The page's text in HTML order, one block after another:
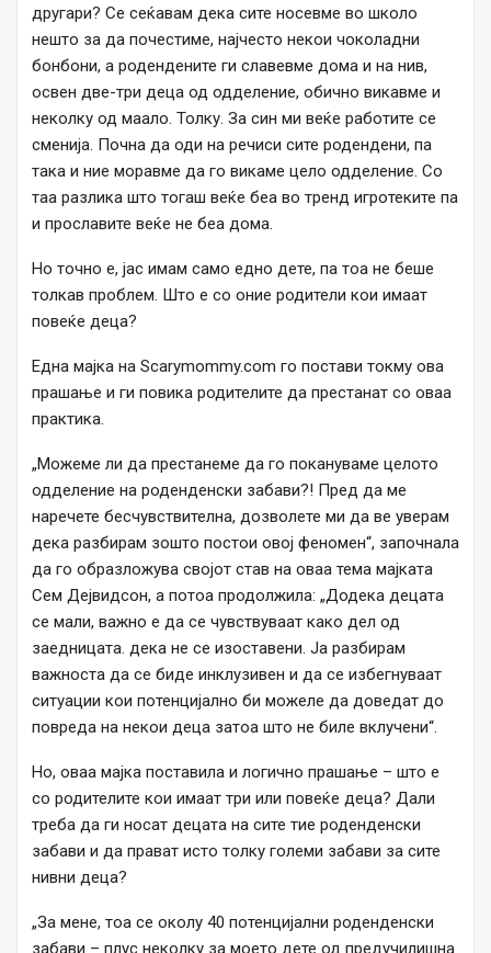
другари? Се сеќавам дека сите носевме во школо
нешто за да почестиме, најчесто некои чоколадни
бонбони, а родендените ги славевме дома и на нив,
освен две-три деца од одделение, обично викавме и
неколку од маало. Толку. За син ми веќе работите се
сменија. Почна да оди на речиси сите родендени, па
така и ние моравме да го викаме цело одделение. Со
таа разлика што тогаш веќе беа во тренд игротеките па
и прославите веќе не беа дома.
Но точно е, јас имам само едно дете, па тоа не беше
толкав проблем. Што е со оние родители кои имаат
повеќе деца?
Една мајка на Scarymommy.com го постави токму ова
прашање и ги повика родителите да престанат со оваа
практика.
„Можеме ли да престанеме да го покануваме целото
одделение на роденденски забави?! Пред да ме
наречете бесчувствителна, дозволете ми да ве уверам
дека разбирам зошто постои овој феномен“, започнала
да го образложува својот став на оваа тема мајката
Сем Дејвидсон, а потоа продолжила: „Додека децата
се мали, важно е да се чувствуваат како дел од
заедницата. дека не се изоставени. Ја разбирам
важноста да се биде инклузивен и да се избегнуваат
ситуации кои потенцијално би можеле да доведат до
повреда на некои деца затоа што не биле вклучени“.
Но, оваа мајка поставила и логично прашање – што е
со родителите кои имаат три или повеќе деца? Дали
треба да ги носат децата на сите тие роденденски
забави и да прават исто толку големи забави за сите
нивни деца?
„За мене, тоа се околу 40 потенцијални роденденски